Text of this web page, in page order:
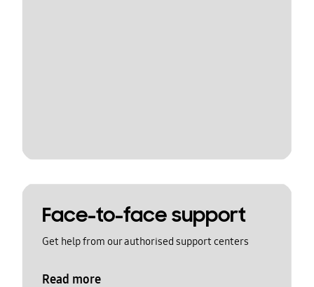
Face-to-face support
Get help from our authorised support centers
Read more